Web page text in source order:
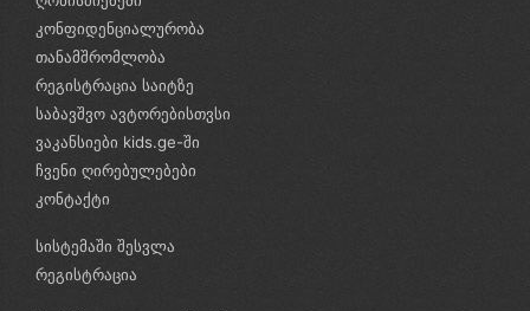
კონფიდენციალურობა
თანამშრომლობა
რეგისტრაცია საიტზე
საბავშვო ავტორებისთვსი
ვაკანსიები kids.ge-ში
ჩვენი ღირებულებები
კონტაქტი
სისტემაში შესვლა
რეგისტრაცია